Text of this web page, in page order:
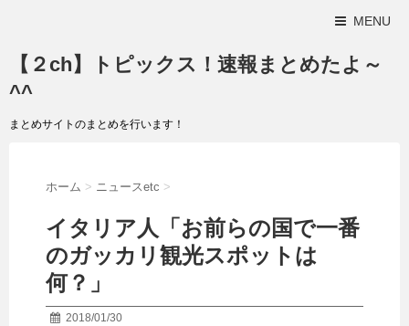
MENU
【２ch】トピックス！速報まとめたよ～
^^
まとめサイトのまとめを行います！
ホーム > ニュースetc >
イタリア人「お前らの国で一番
のガッカリ観光スポットは
何？」
2018/01/30